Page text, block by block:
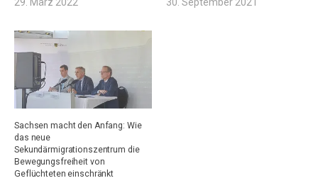
Sachsen macht den Anfang: Wie
das neue
Sekundärmigrationszentrum die
Bewegungsfreiheit von
Geflüchteten einschränkt